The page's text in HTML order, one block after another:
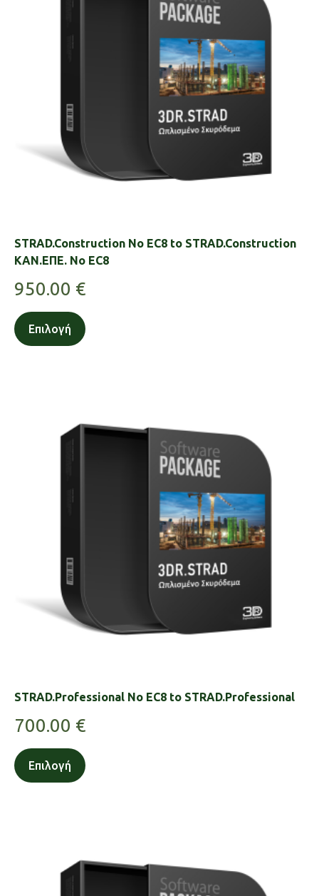
STRAD.Construction No EC8 to STRAD.Construction
ΚΑΝ.ΕΠΕ. No EC8
950.00 €
Επιλογή
STRAD.Professional No EC8 to STRAD.Professional
700.00 €
Επιλογή